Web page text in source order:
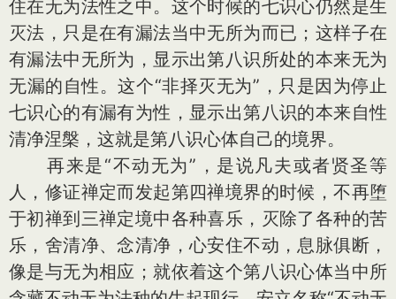
住在无为法性之中。这个时候的七识心仍然是生
灭法，只是在有漏法当中无所为而已；这样子在
有漏法中无所为，显示出第八识所处的本来无为
无漏的自性。这个“非择灭无为”，只是因为停止
七识心的有漏有为性，显示出第八识的本来自性
清净涅槃，这就是第八识心体自己的境界。
再来是“不动无为”，是说凡夫或者贤圣等
人，修证禅定而发起第四禅境界的时候，不再堕
于初禅到三禅定境中各种喜乐，灭除了各种的苦
乐，舍清净、念清净，心安住不动，息脉俱断，
像是与无为相应；就依着这个第八识心体当中所